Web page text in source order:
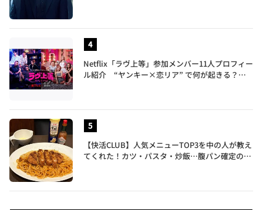
Netflix「ラヴ上等」参加メンバー11人プロフィー
ル紹介 “ヤンキー×恋リア” で何が起きる？地
【快活CLUB】人気メニューTOP3を中の人が教え
てくれた！カツ・パスタ・炒飯…腹パン確定のガ